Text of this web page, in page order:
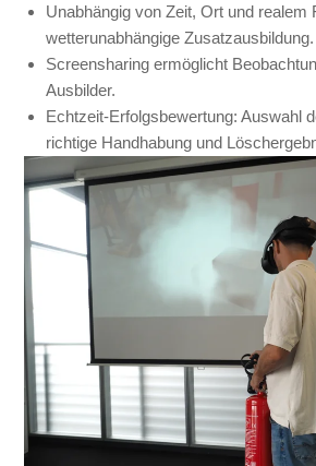
Unabhängig von Zeit, Ort und realem
wetterunabhängige Zusatzausbildung.
Screensharing ermöglicht
Ausbilder.
Echtzeit-Erfolgsbewertung: Auswahl
richtige Handhabung und